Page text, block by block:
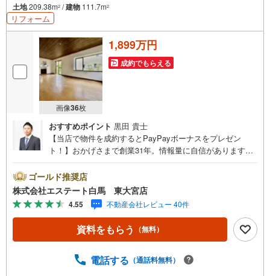
土地209.38m2 /建物 111.7m2
リフォーム
画像36枚
1,899万円
成約でもらえる
おすすめポイント 黒田 貴士
【当店で物件を成約するとPayPayボーナスをプレゼン
ト！】おかげさまで創業31年。情報量に自信があります。
れしい暮らし HAKUBAグループ】■FP相談サポート社外
提携ファイナンシャルプランナーと資金相談が出来ます。
無料で何度でも可能です。■不動産の売却プラン入力5項目
で即日無料査定、好条件でのご売却をオーダーメイド。■注
文住宅「白馬の家」高気密・高断熱のフルオーダー住宅
「白馬の家」のご提案もできます。経験豊富な建築士と夢
談窓口20年以上の相談実績、経験豊富なスタッフが不動産
ゴールド推奨店
株式会社エステート白馬 東大宮店
4.55 不動産会社レビュー 40件
資料をもらう （無料）
電話する （通話料無料）